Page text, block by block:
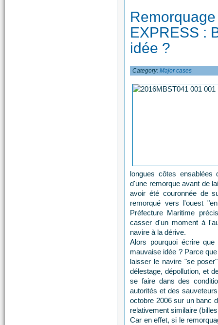
EXPRESS :
idée ?
Category:Major cases
longues côtes ensablées
d'une remorque avant de
avoir été couronnée de
remorqué vers l'ouest
Préfecture Maritime
casser d'un moment à
navire à la dérive.
Alors pourquoi écrire
mauvaise idée ? Parce
laisser le navire "se
délestage, dépollution, et
se faire dans des
autorités et des
octobre 2006 sur un banc
relativement similaire
Car en effet, si le